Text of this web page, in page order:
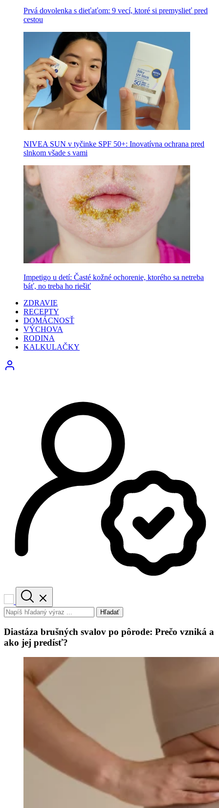
Prvá dovolenka s dieťaťom: 9 vecí, ktoré si premyslieť pred
cestou
NIVEA SUN v tyčinke SPF 50+: Inovatívna ochrana pred
slnkom všade s vami
Impetigo u detí: Časté kožné ochorenie, ktorého sa netreba
báť, no treba ho riešiť
ZDRAVIE
RECEPTY
DOMÁCNOSŤ
VÝCHOVA
RODINA
KALKULAČKY
Hľadať
Diastáza brušných svalov po pôrode: Prečo vzniká a
ako jej predísť?